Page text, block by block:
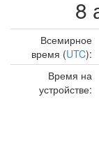
8
Всемирное
время (UTC):
Время на
устройстве: